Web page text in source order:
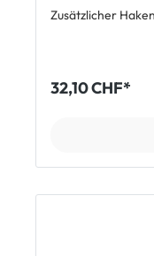
Zusätzlicher
32,10 CHF*